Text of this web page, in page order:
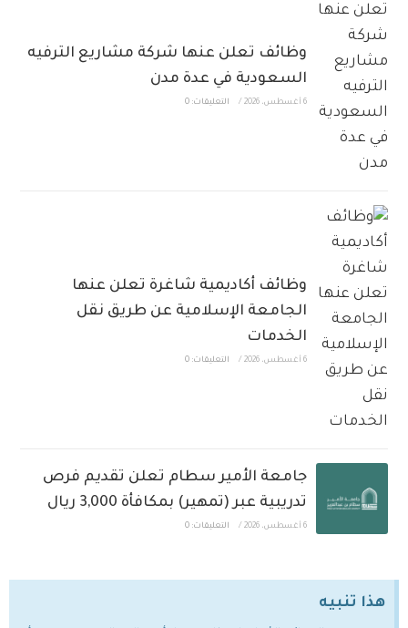
وظائف تعلن عنها شركة مشاريع الترفيه
السعودية في عدة مدن
6 أغسطس، 2026 / التعليقات: 0
وظائف أكاديمية شاغرة تعلن عنها
الجامعة الإسلامية عن طريق نقل
الخدمات
6 أغسطس، 2026 / التعليقات: 0
جامعة الأمير سطام تعلن تقديم فرص
تدريبية عبر (تمهير) بمكافأة 3,000 ريال
6 أغسطس، 2026 / التعليقات: 0
هذا تنبيه